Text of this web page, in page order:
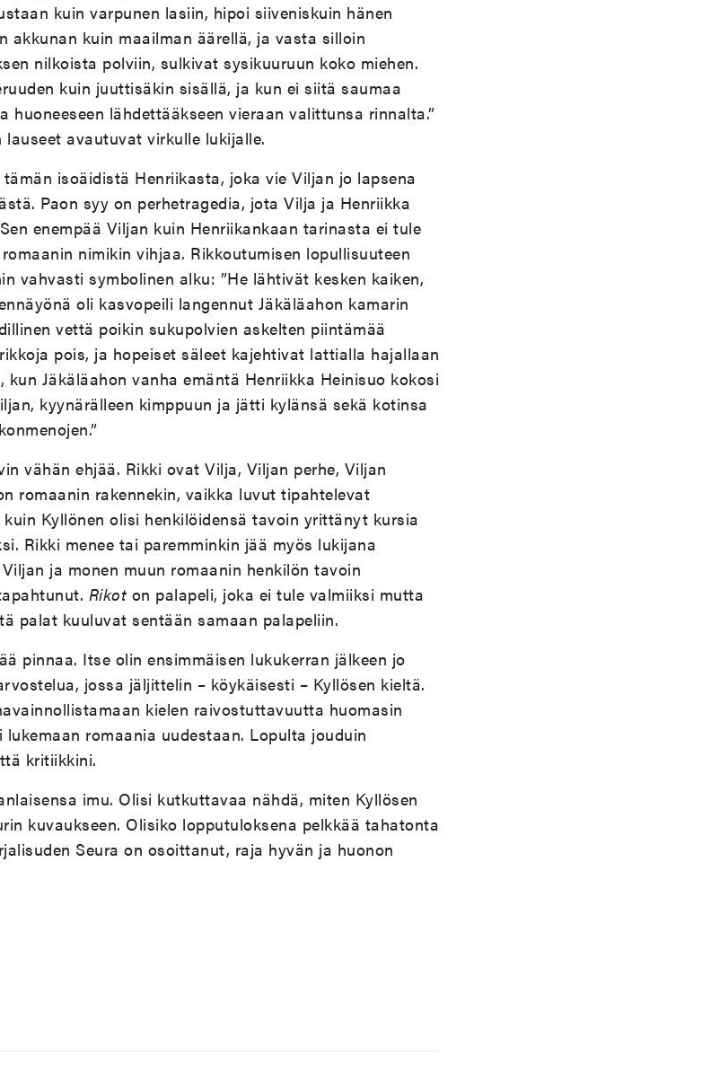
kuin varpunen lasiin, hipoi siiveniskuin hänen
akkunan kuin maailman äärellä, ja vasta silloin
nilkoista polviin, sulkivat sysikuuruun koko miehen.
kuin juuttisäkin sisällä, ja kun ei siitä saumaa
lähdettääkseen vieraan valittunsa rinnalta.”
avautuvat virkulle lukijalle.
isoäidistä Henriikasta, joka vie Viljan jo lapsena
Paon syy on perhetragedia, jota Vilja ja Henriikka
enempää Viljan kuin Henriikankaan tarinasta ei tule
nimikin vihjaa. Rikkoutumisen lopullisuuteen
vahvasti symbolinen alku: ”He lähtivät kesken kaiken,
oli kasvopeili langennut Jäkäläahon kamarin
vettä poikin sukupolvien askelten piintämää
pois, ja hopeiset säleet kajehtivat lattialla hajallaan
Jäkäläahon vanha emäntä Henriikka Heinisuo kokosi
kyynärälleen kimppuun ja jätti kylänsä sekä kotinsa
vähän ehjää. Rikki ovat Vilja, Viljan perhe, Viljan
romaanin rakennekin, vaikka luvut tipahtelevat
Kyllönen olisi henkilöidensä tavoin yrittänyt kursia
Rikki menee tai paremminkin jää myös lukijana
ja monen muun romaanin henkilön tavoin
Rikot on palapeli, joka ei tule valmiiksi mutta
palat kuuluvat sentään samaan palapeliin.
pinnaa. Itse olin ensimmäisen lukukerran jälkeen jo
jossa jäljittelin – köykäisesti – Kyllösen kieltä.
kielen raivostuttavuutta huomasin
romaania uudestaan. Lopulta jouduin
kritiikkini.
imu. Olisi kutkuttavaa nähdä, miten Kyllösen
kuvaukseen. Olisiko lopputuloksena pelkkää tahatonta
Seura on osoittanut, raja hyvän ja huonon